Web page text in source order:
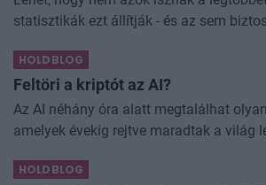
statisztikák ezt állítják - és az sem
Kevesebb alkoholt iszunk
HOLDBLOG
Feltöri a kriptót az AI?
Az AI néhány óra alatt megtalálhat
amelyek évekig rejtve maradtak a világ
különösen nagy...
HOLDBLOG